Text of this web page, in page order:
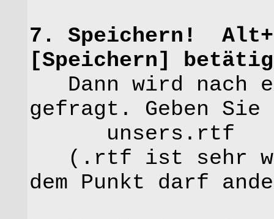
7. Speichern!
[Speichern]
Dann wird nach
gefragt. Geben
unsers.rtf
(.rtf ist sehr
dem Punkt darf